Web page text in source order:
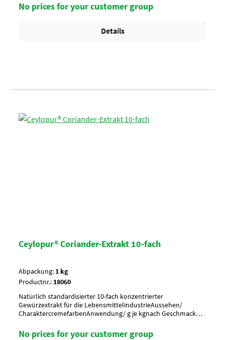
KartonArtikel-StatusHalal geeignet
No prices for your customer group
Details
Ceylopur® Coriander-Extrakt 10-fach
Abpackung: 1 kg
Productnr.: 18060
Natürlich standardisierter 10-fach konzentrierter
Gewürzextrakt für die LebensmittelindustrieAussehen/
CharaktercremefarbenAnwendung/ g je kgnach Geschmack
36 Krt. per PaletteArtikel-StatusHalal geeignet
No prices for your customer group